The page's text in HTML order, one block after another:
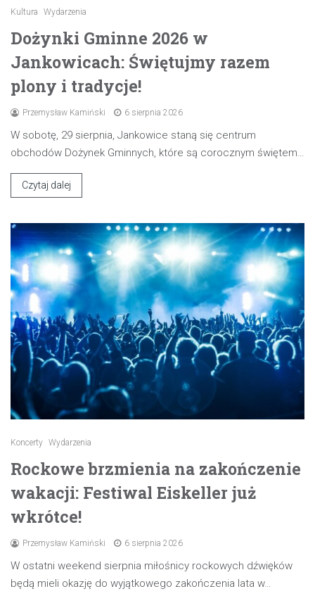
Kultura Wydarzenia
Dożynki Gminne 2026 w
Jankowicach: Świętujmy razem
plony i tradycje!
Przemysław Kamiński 6 sierpnia 2026
W sobotę, 29 sierpnia, Jankowice staną się centrum
obchodów Dożynek Gminnych, które są corocznym świętem…
Czytaj dalej
Koncerty Wydarzenia
Rockowe brzmienia na zakończenie
wakacji: Festiwal Eiskeller już
wkrótce!
Przemysław Kamiński 6 sierpnia 2026
W ostatni weekend sierpnia miłośnicy rockowych dźwięków
będą mieli okazję do wyjątkowego zakończenia lata w…